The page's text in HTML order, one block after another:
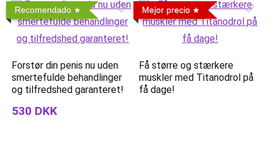
Recomendado
Forstør din penis nu uden
smertefulde behandlinger
og tilfredshed garanteret!
530 DKK
Mejor precio
Få større og stærkere
muskler med Titanodrol på
få dage!